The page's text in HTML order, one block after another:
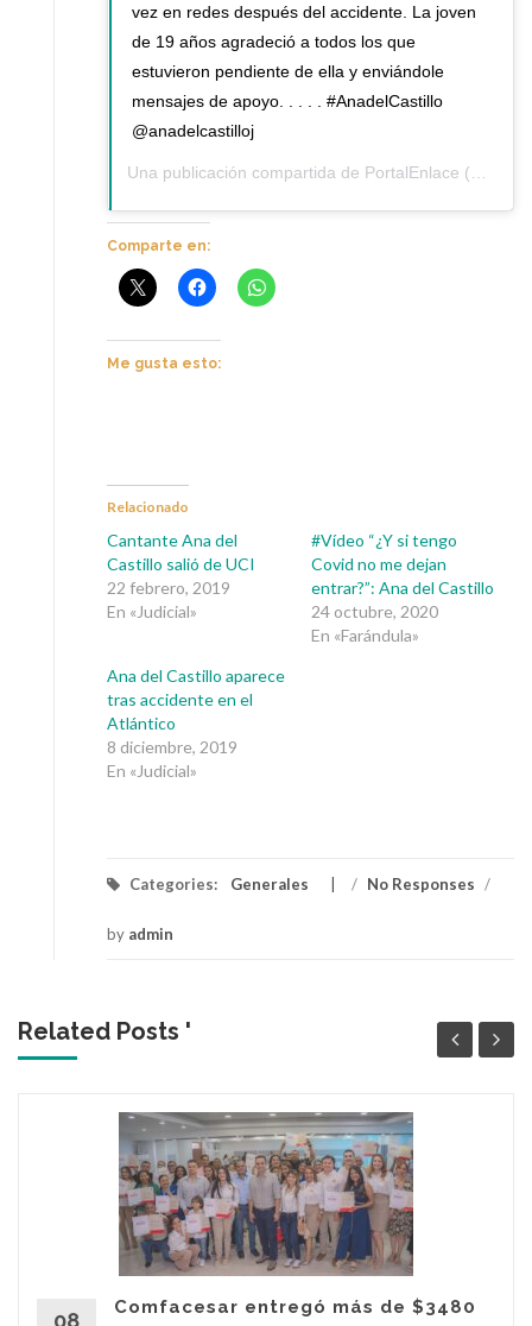
vez en redes después del accidente. La joven
de 19 años agradeció a todos los que
estuvieron pendiente de ella y enviándole
mensajes de apoyo. . . . . #AnadelCastillo
@anadelcastilloj
Una publicación compartida de PortalEnlace (@portalenlace) el
Comparte en:
Me gusta esto:
Relacionado
Cantante Ana del
Castillo salió de UCI
22 febrero, 2019
En «Judicial»
#Vídeo “¿Y si tengo
Covid no me dejan
entrar?”: Ana del Castillo
24 octubre, 2020
En «Farándula»
Ana del Castillo aparece
tras accidente en el
Atlántico
8 diciembre, 2019
En «Judicial»
Categories: Generales / No Responses /
by admin
Related Posts '
Comfacesar entregó más de $3480